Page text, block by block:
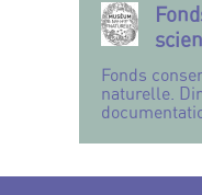
Fonds
naturelle.